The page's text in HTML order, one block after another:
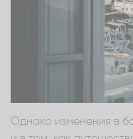
Однако изменения в